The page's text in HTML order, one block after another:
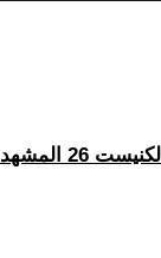
(47) في الطريق